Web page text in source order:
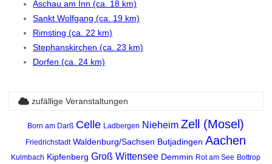
Aschau am Inn (ca. 18 km)
Sankt Wolfgang (ca. 19 km)
Rimsting (ca. 22 km)
Stephanskirchen (ca. 23 km)
Dorfen (ca. 24 km)
zufällige Veranstaltungen
Born am Darß Celle Ladbergen Nieheim Zell (Mosel)
Friedrichstadt Waldenburg/Sachsen Butjadingen Aachen
Kulmbach Kipfenberg Groß Wittensee Demmin Rot am See Bottrop